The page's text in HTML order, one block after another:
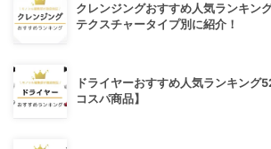
クレンジングおすすめ人気ランキン
テクスチャータイプ別に紹介！
ドライヤーおすすめ人気ランキング
コスパ商品】